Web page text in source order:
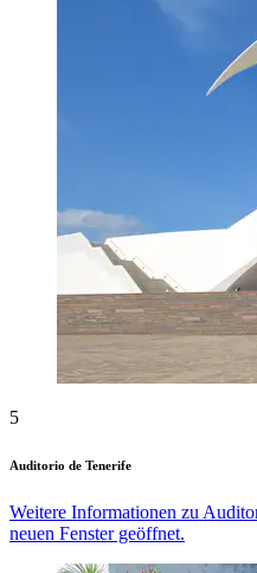
5
Auditorio de Tenerife
Weitere Informationen zu
neuen Fenster geöffnet.